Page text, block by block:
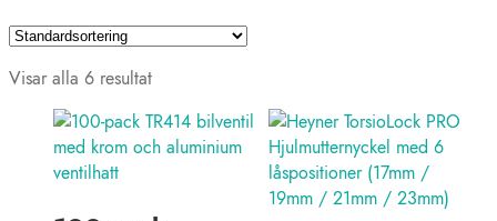
Visar alla 6 resultat